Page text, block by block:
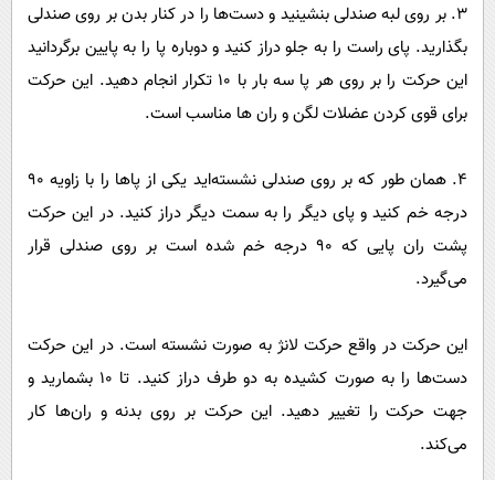
3. بر روی لبه صندلی بنشینید و دست‌ها را در کنار بدن بر روی صندلی
بگذارید. پای راست را به جلو دراز کنید و دوباره پا را به پایین برگردانید
این حرکت را بر روی هر پا سه بار با 10 تکرار انجام دهید. این حرکت
برای قوی کردن عضلات لگن و ران ها مناسب است.
4. همان طور که بر روی صندلی نشسته‌اید یکی از پاها را با زاویه 90
درجه خم کنید و پای دیگر را به سمت دیگر دراز کنید. در این حرکت
پشت ران پایی که 90 درجه خم شده است بر روی صندلی قرار
می‌گیرد.
این حرکت در واقع حرکت لانژ به صورت نشسته است. در این حرکت
دست‌ها را به صورت کشیده به دو طرف دراز کنید. تا 10 بشمارید و
جهت حرکت را تغییر دهید. این حرکت بر روی بدنه و ران‌ها کار
می‌کند.